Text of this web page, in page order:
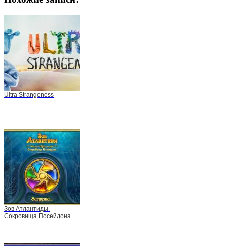
Ultra Strangeness
Зов Атлантиды.
Сокровища Посейдона